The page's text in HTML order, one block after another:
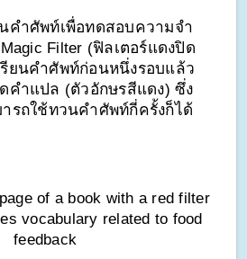
คำศัพท์เพื่อทดสอบความจำ
Filter (ฟิลเตอร์แดงปิด
ยนคำศัพท์ก่อนหนึ่งรอบแล้ว
คำแปล (ตัวอักษรสีแดง) ซึ่ง
รถใช้ทวนคำศัพท์กี่ครั้งก็ได้